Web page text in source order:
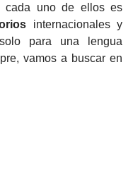
cada uno de ellos es
internacionales y
para una lengua
vamos a buscar en